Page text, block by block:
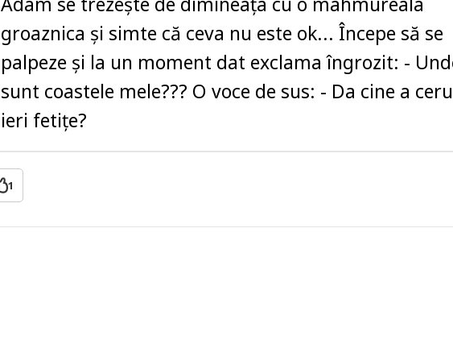
groaznica și simte că ceva nu este ok... Începe să se
palpeze și la un moment dat exclama îngrozit: -
sunt coastele mele??? O voce de sus: - Da cine a
ieri fetițe?
1